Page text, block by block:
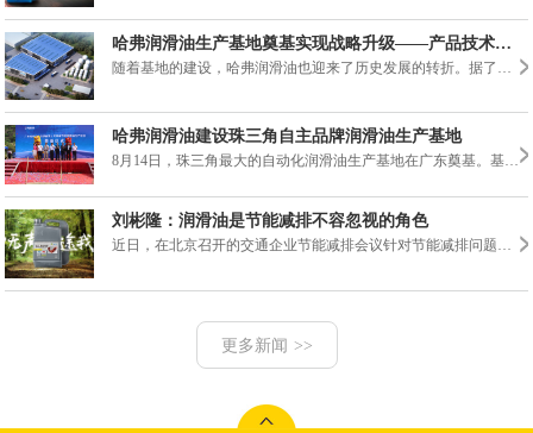
哈弗润滑油生产基地奠基实现战略升级——产品技术、质量将再提升
随着基地的建设，哈弗润滑油也迎来了历史发展的转折。据了解，哈弗润滑油成立于2003年，一直专注高端品质润滑油生产，坚守通过科技创新为社会提供环保节能润滑方案的企业使命......
哈弗润滑油建设珠三角自主品牌润滑油生产基地
8月14日，珠三角最大的自动化润滑油生产基地在广东奠基。基地位于广东东莞大岭山镇连平畔山工业园，由广东哈弗石油能源有限公司投资建设，占地面积47亩，投资达2亿元，基础油的......
刘彬隆：润滑油是节能减排不容忽视的角色
近日，在北京召开的交通企业节能减排会议针对节能减排问题进行了深入的探讨，与会企业对于节能减排的新技术、新方法、新思路进行了交流。其中，哈弗润滑油总裁刘彬隆重点阐述......
更多新闻 >>